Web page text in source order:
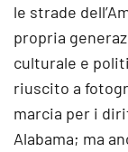
le strade
propria
culturale e
riuscito a
marcia per i
Alabama; ma